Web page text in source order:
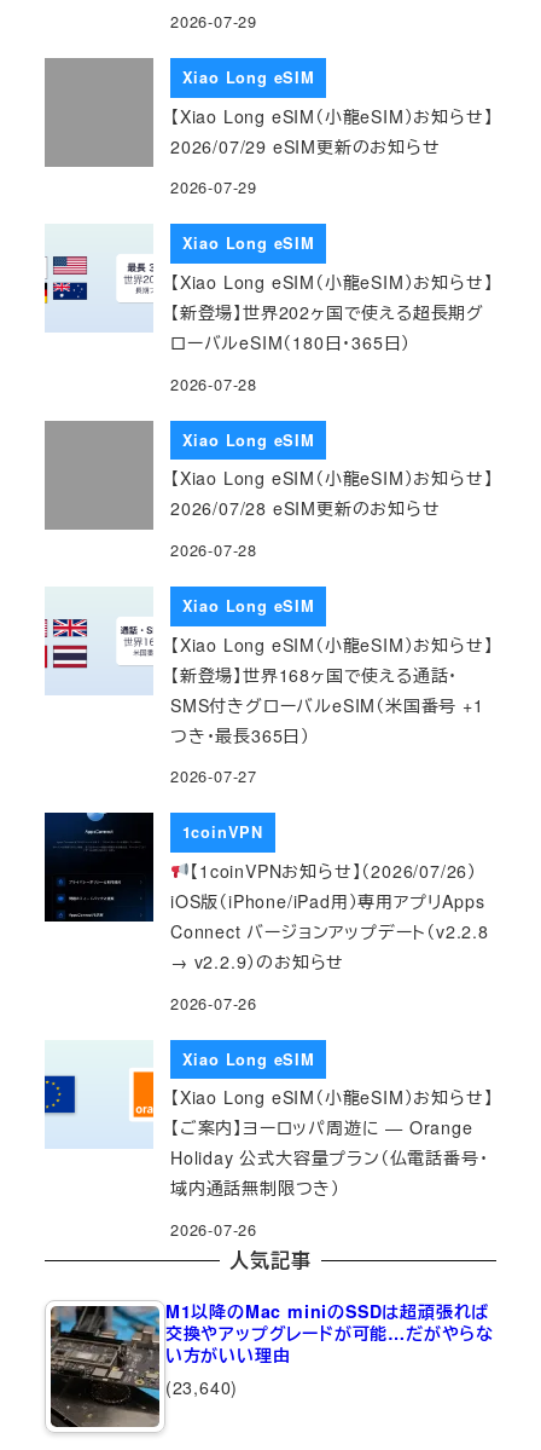
2026-07-29
Xiao Long eSIM
【Xiao Long eSIM（小龍eSIM）お知らせ】
2026/07/29 eSIM更新のお知らせ
2026-07-29
Xiao Long eSIM
【Xiao Long eSIM（小龍eSIM）お知らせ】
【新登場】世界202ヶ国で使える超長期グ
ローバルeSIM（180日・365日）
2026-07-28
Xiao Long eSIM
【Xiao Long eSIM（小龍eSIM）お知らせ】
2026/07/28 eSIM更新のお知らせ
2026-07-28
Xiao Long eSIM
【Xiao Long eSIM（小龍eSIM）お知らせ】
【新登場】世界168ヶ国で使える通話・
SMS付きグローバルeSIM（米国番号 +1
つき・最長365日）
2026-07-27
1coinVPN
【1coinVPNお知らせ】（2026/07/26）
iOS版（iPhone/iPad用）専用アプリApps
Connect バージョンアップデート（v2.2.8
→ v2.2.9）のお知らせ
2026-07-26
Xiao Long eSIM
【Xiao Long eSIM（小龍eSIM）お知らせ】
【ご案内】ヨーロッパ周遊に — Orange
Holiday 公式大容量プラン（仏電話番号・
域内通話無制限つき）
2026-07-26
人気記事
M1以降のMac miniのSSDは超頑張れば
交換やアップグレードが可能…だがやらな
い方がいい理由
(23,640)